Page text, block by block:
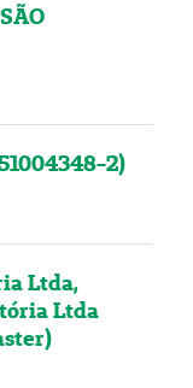
2)
Ltda,
Ltda